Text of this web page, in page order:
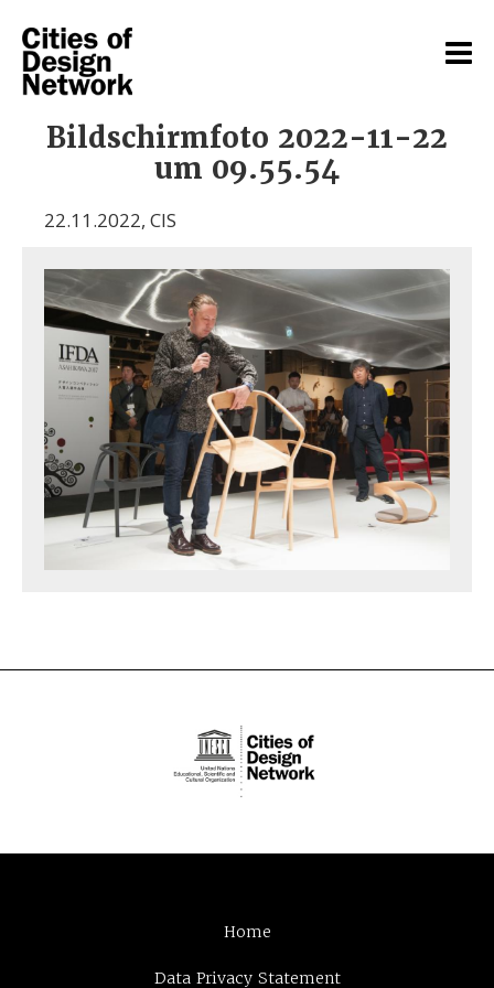
Bildschirmfoto 2022-11-22
um 09.55.54
22.11.2022, CIS
Home
Data Privacy Statement